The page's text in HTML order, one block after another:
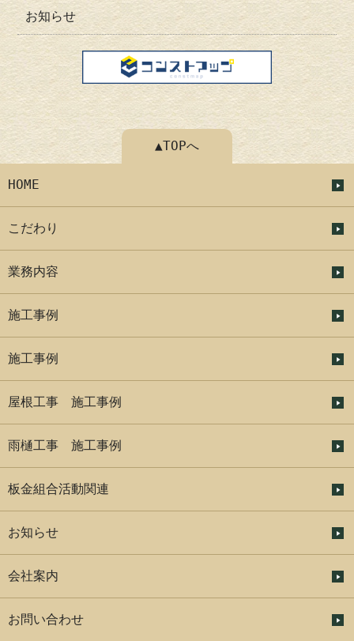
お知らせ
▲TOPへ
HOME
こだわり
業務内容
施工事例
施工事例
屋根工事 施工事例
雨樋工事 施工事例
板金組合活動関連
お知らせ
会社案内
お問い合わせ